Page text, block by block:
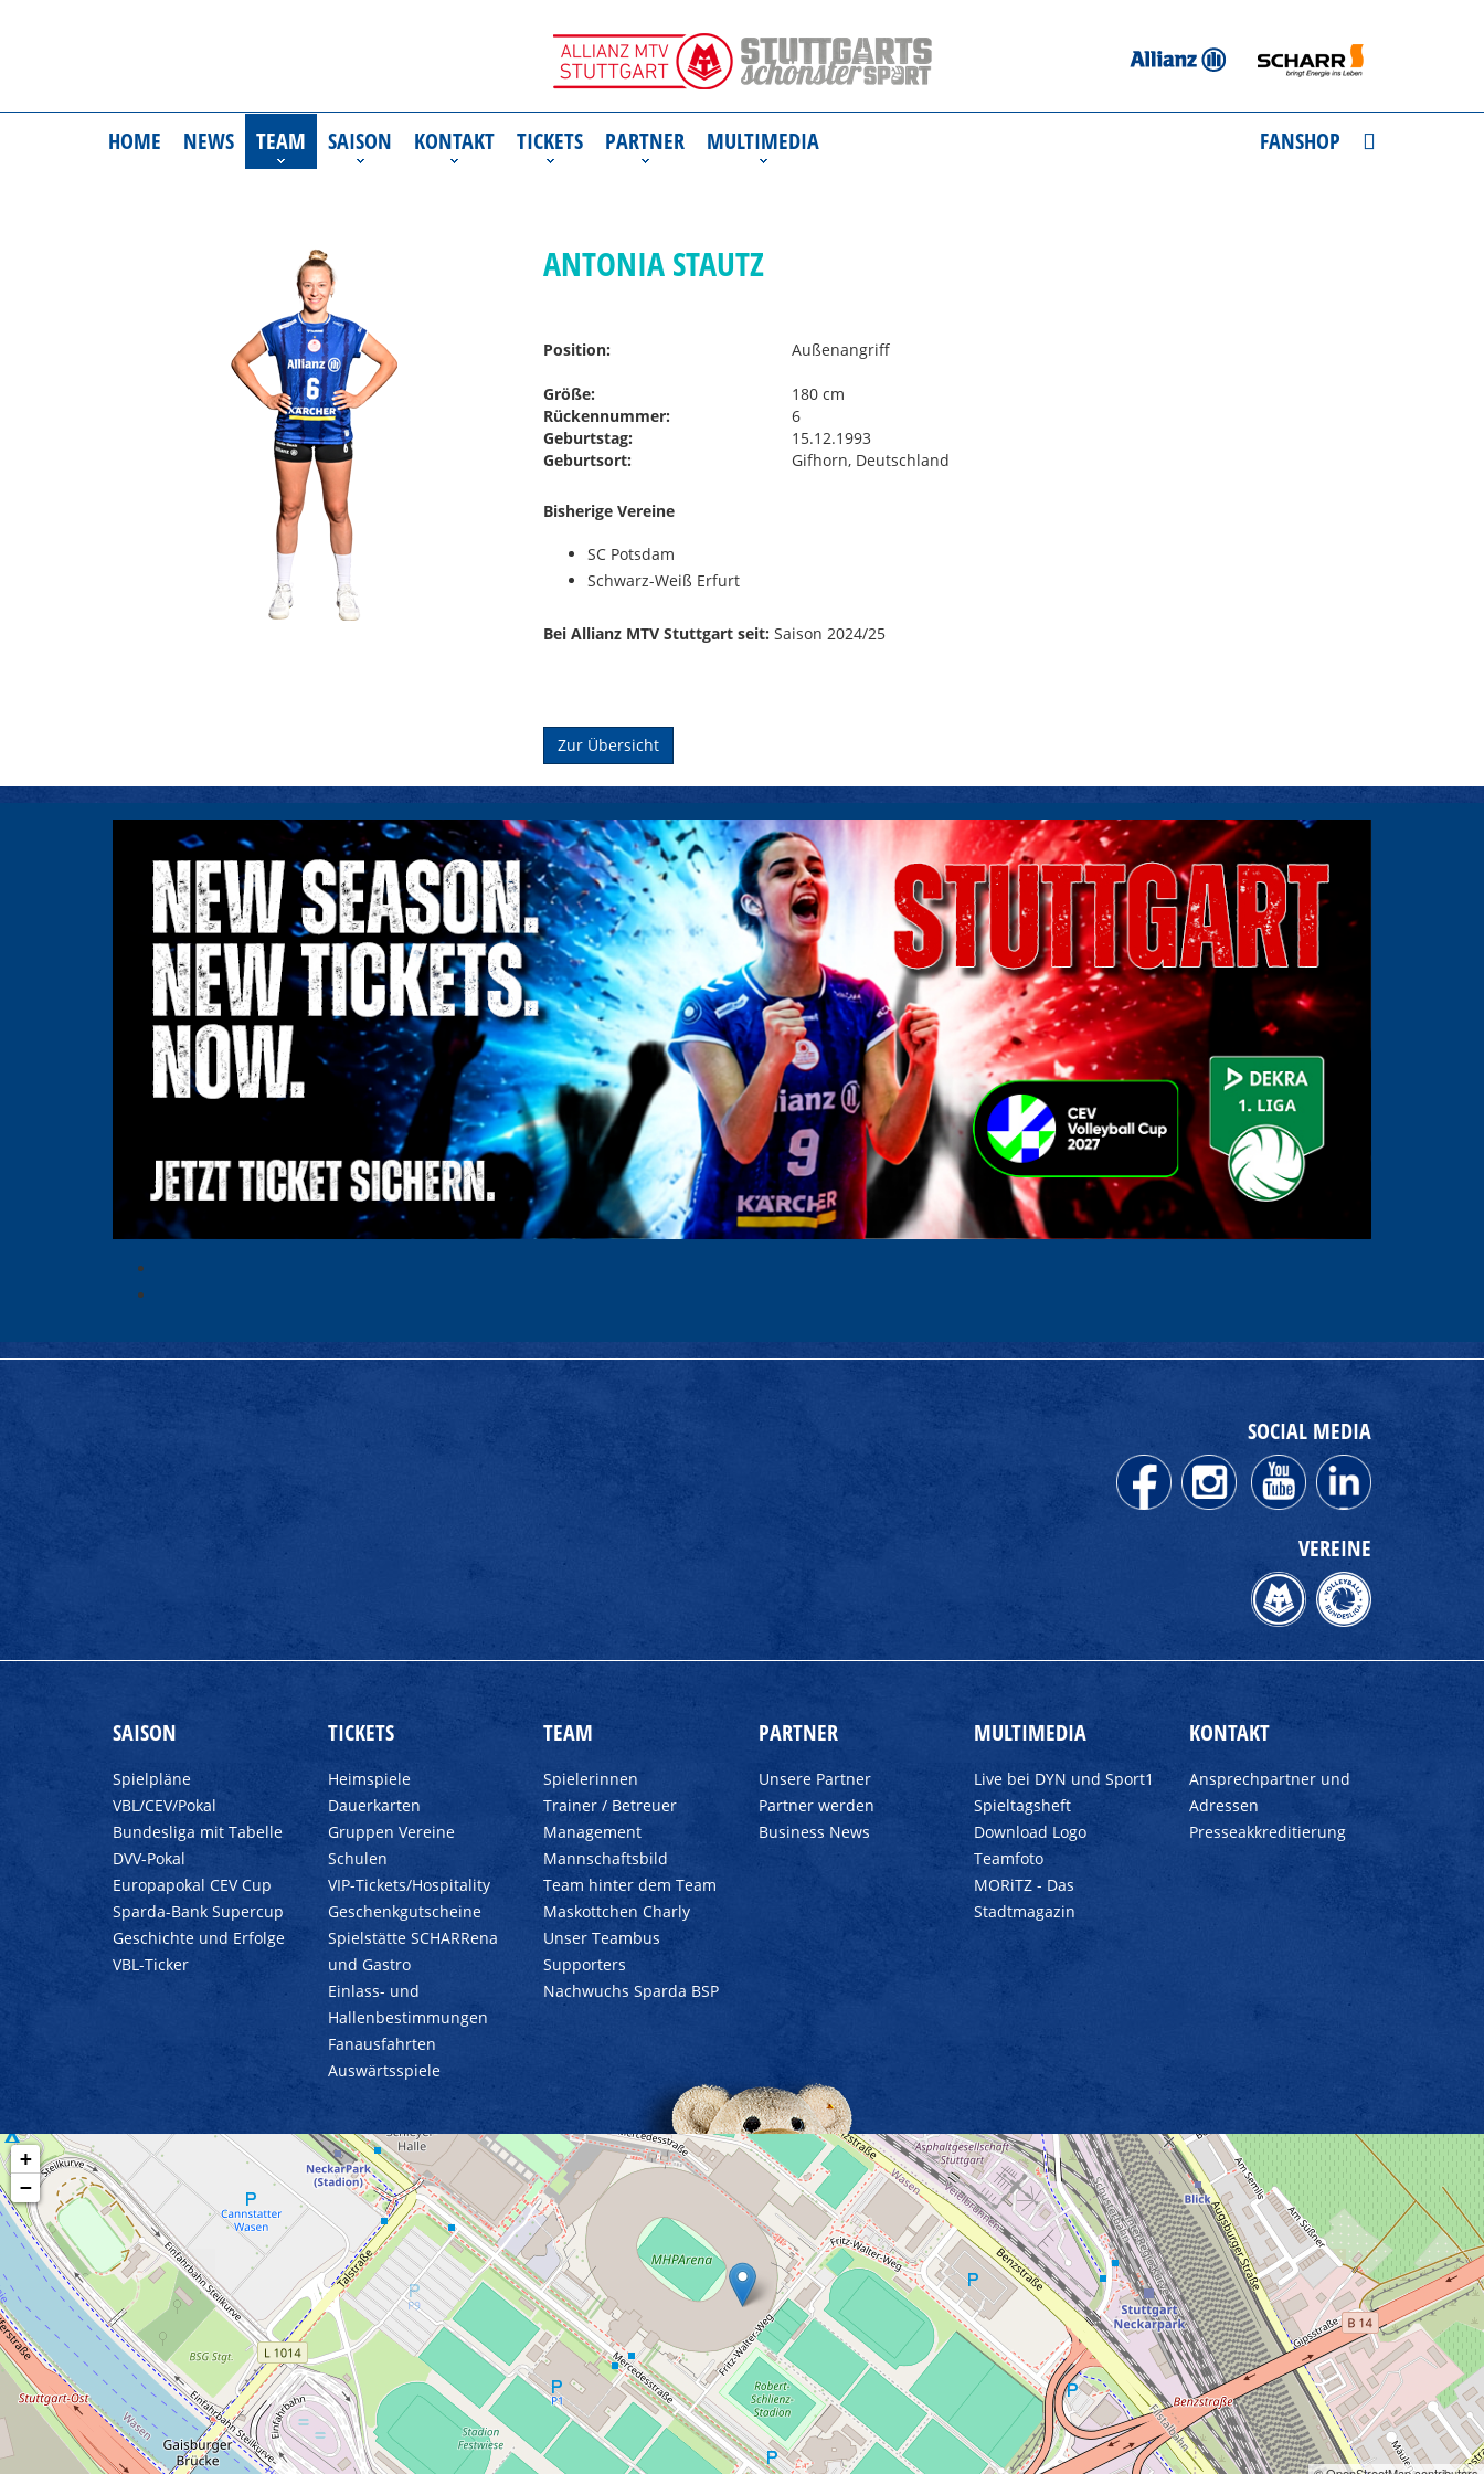
HOME NEWS TEAM SAISON KONTAKT TICKETS PARTNER MULTIMEDIA FANSHOP
ANTONIA STAUTZ
Position: Außenangriff
Größe:
180 cm
Rückennummer:
6
Geburtstag:
15.12.1993
Geburtsort:
Gifhorn, Deutschland
Bisherige Vereine
SC Potsdam
Schwarz-Weiß Erfurt
Bei Allianz MTV Stuttgart seit: Saison 2024/25
Zur Übersicht
SOCIAL MEDIA
VEREINE
SAISON
Spielpläne
VBL/CEV/Pokal
Bundesliga mit Tabelle
DVV-Pokal
Europapokal CEV Cup
Sparda-Bank Supercup
Geschichte und Erfolge
VBL-Ticker
TICKETS
Heimspiele
Dauerkarten
Gruppen Vereine
Schulen
VIP-Tickets/Hospitality
Geschenkgutscheine
Spielstätte SCHARRena
und Gastro
Einlass- und
Hallenbestimmungen
Fanausfahrten
Auswärtsspiele
TEAM
Spielerinnen
Trainer / Betreuer
Management
Mannschaftsbild
Team hinter dem Team
Maskottchen Charly
Unser Teambus
Supporters
Nachwuchs Sparda BSP
PARTNER
Unsere Partner
Partner werden
Business News
MULTIMEDIA
Live bei DYN und Sport1
Spieltagsheft
Download Logo
Teamfoto
MORiTZ - Das
Stadtmagazin
KONTAKT
Ansprechpartner und
Adressen
Presseakkreditierung
+
−